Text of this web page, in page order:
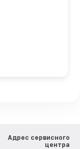
Адрес сервисного
центра